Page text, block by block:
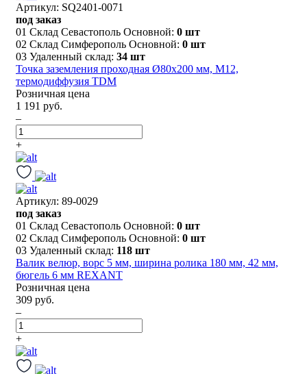
Артикул: SQ2401-0071
под заказ
01 Склад Севастополь Основной: 0 шт
02 Склад Симферополь Основной: 0 шт
03 Удаленный склад: 34 шт
Точка заземления проходная Ø80х200 мм, М12,
термодиффузия TDM
Розничная цена
1 191 руб.
–
+
Артикул: 89-0029
под заказ
01 Склад Севастополь Основной: 0 шт
02 Склад Симферополь Основной: 0 шт
03 Удаленный склад: 118 шт
Валик велюр, ворс 5 мм, ширина ролика 180 мм, 42 мм,
бюгель 6 мм REXANT
Розничная цена
309 руб.
–
+